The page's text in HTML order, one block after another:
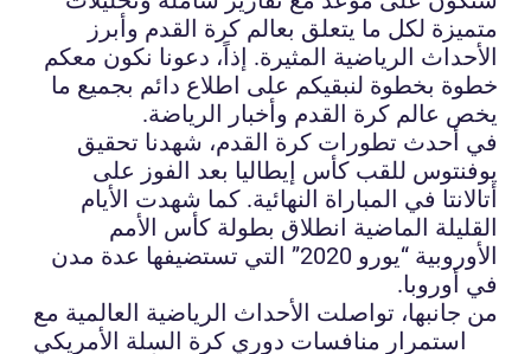
متميزة لكل ما يتعلق بعالم كرة القدم وأبرز
الأحداث الرياضية المثيرة. إذاً، دعونا نكون معكم
خطوة بخطوة لنبقيكم على اطلاع دائم بجميع ما
يخص عالم كرة القدم وأخبار الرياضة.
في أحدث تطورات كرة القدم، شهدنا تحقيق
يوفنتوس للقب كأس إيطاليا بعد الفوز على
أتالانتا في المباراة النهائية. كما شهدت الأيام
القليلة الماضية انطلاق بطولة كأس الأمم
الأوروبية “يورو 2020” التي تستضيفها عدة مدن
في أوروبا.
من جانبها، تواصلت الأحداث الرياضية العالمية مع
استمرار منافسات دوري كرة السلة الأمريكي